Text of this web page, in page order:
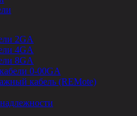
2GA
4GA
8GA
0-00GA
кабель (REMote)